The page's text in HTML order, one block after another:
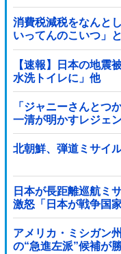
消費税減税をなんと
いってんのこいつ」
屈を……
【速報】日本の地震
水洗トイレに」他
「ジャニーさんとつ
一清が明かすレジェ
北朝鮮、弾道ミサイ
日本が長距離巡航ミ
激怒「日本が戦争国
観しない、必ず後悔
アメリカ・ミシガン
の“急進左派”候補が